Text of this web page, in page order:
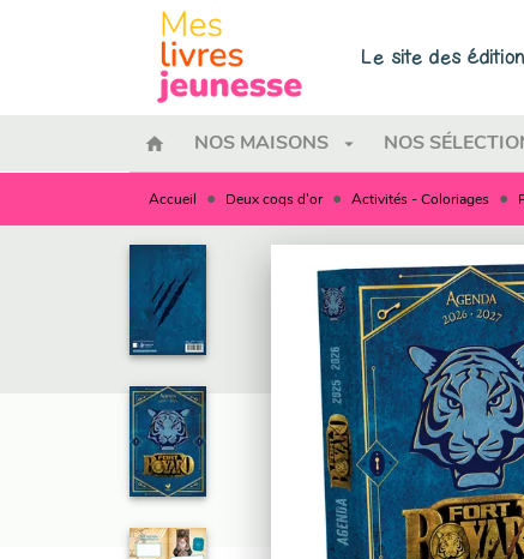
MENU
Le site des
home NOS MAISONS arrow_drop_down NOS
Accueil • Deux coqs d'or • Activités - Coloriages •